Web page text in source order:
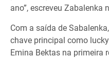
ano”, escreveu Zabalenka
Com a saída de
chave principal como
Emina Bektas na primeira